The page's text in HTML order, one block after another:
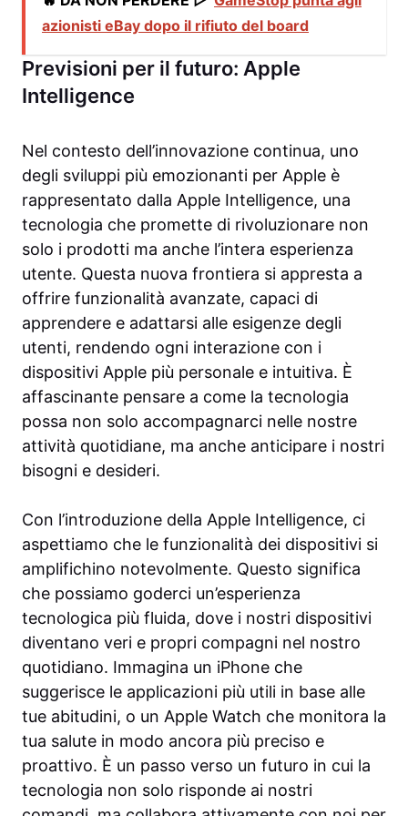
azionisti eBay dopo il rifiuto del board
Previsioni per il futuro: Apple
Intelligence
Nel contesto dell’innovazione continua, uno
degli sviluppi più emozionanti per Apple è
rappresentato dalla Apple Intelligence, una
tecnologia che promette di rivoluzionare non
solo i prodotti ma anche l’intera esperienza
utente. Questa nuova frontiera si appresta a
offrire funzionalità avanzate, capaci di
apprendere e adattarsi alle esigenze degli
utenti, rendendo ogni interazione con i
dispositivi Apple più personale e intuitiva. È
affascinante pensare a come la tecnologia
possa non solo accompagnarci nelle nostre
attività quotidiane, ma anche anticipare i nostri
bisogni e desideri.
Con l’introduzione della Apple Intelligence, ci
aspettiamo che le funzionalità dei dispositivi si
amplifichino notevolmente. Questo significa
che possiamo goderci un’esperienza
tecnologica più fluida, dove i nostri dispositivi
diventano veri e propri compagni nel nostro
quotidiano. Immagina un iPhone che
suggerisce le applicazioni più utili in base alle
tue abitudini, o un Apple Watch che monitora la
tua salute in modo ancora più preciso e
proattivo. È un passo verso un futuro in cui la
tecnologia non solo risponde ai nostri